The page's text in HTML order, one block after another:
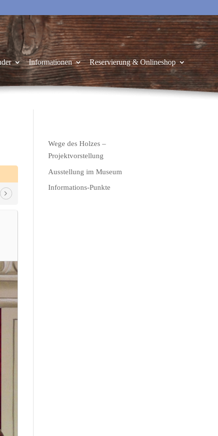
Informationen Reservierung & Onlineshop
Wege des Holzes –
Projektvorstellung
Ausstellung im Museum
Informations-Punkte